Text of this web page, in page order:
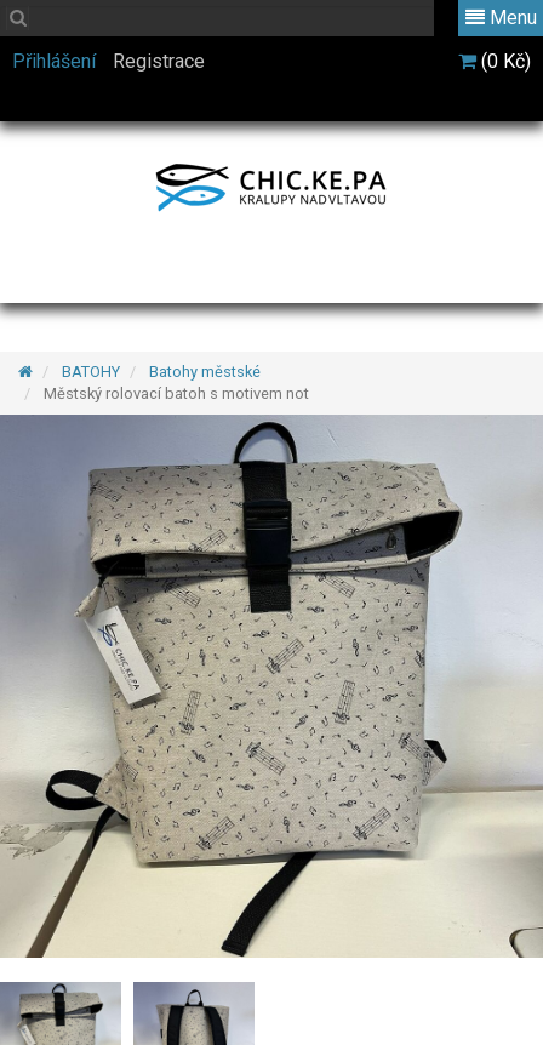
Menu
Přihlášení
Registrace (0 Kč)
BATOHY
Batohy městské
Městský rolovací batoh s motivem not